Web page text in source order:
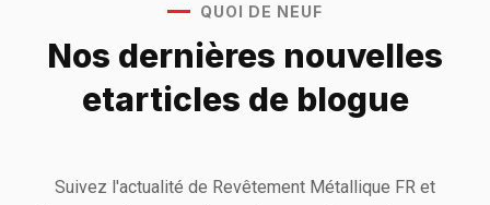
QUOI DE NEUF
Nos dernières nouvelles
etarticles de blogue
Suivez l'actualité de Revêtement Métallique FR et